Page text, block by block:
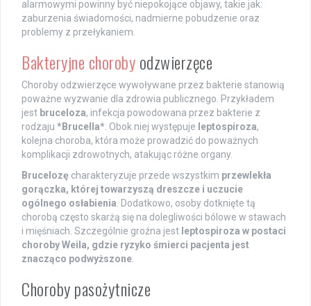
alarmowymi powinny być niepokojące objawy, takie jak:
zaburzenia świadomości, nadmierne pobudzenie oraz
problemy z przełykaniem.
Bakteryjne chorobyodzwierzęce
Choroby odzwierzęce wywoływane przez bakterie stanowią
poważne wyzwanie dla zdrowia publicznego. Przykładem
jest bruceloza, infekcja powodowana przez bakterie z
rodzaju *Brucella*. Obok niej występuje leptospiroza,
kolejna choroba, która może prowadzić do poważnych
komplikacji zdrowotnych, atakując różne organy.
Brucelozę charakteryzuje przede wszystkim przewlekła
gorączka, której towarzyszą dreszcze i uczucie
ogólnego osłabienia. Dodatkowo, osoby dotknięte tą
chorobą często skarżą się na dolegliwości bólowe w stawach
i mięśniach. Szczególnie groźna jest leptospiroza w postaci
choroby Weila, gdzie ryzyko śmierci pacjenta jest
znacząco podwyższone.
Choroby pasożytnicze